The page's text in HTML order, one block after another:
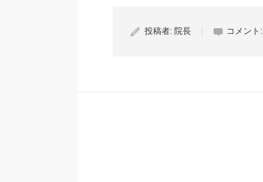
投稿者: 院長 コメント: